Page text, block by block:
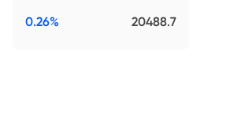
20488.7
0.26%